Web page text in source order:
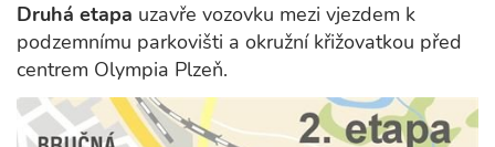
Druhá etapa uzavře vozovku mezi vjezdem k
podzemnímu parkovišti a okružní křižovatkou před
centrem Olympia Plzeň.